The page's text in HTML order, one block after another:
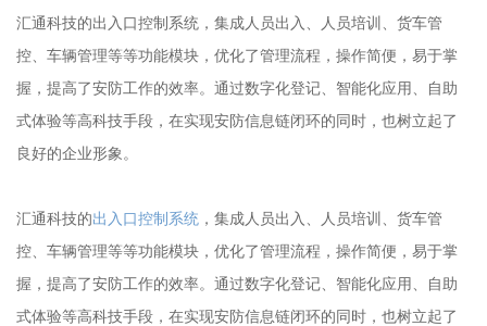
汇通科技的出入口控制系统，集成人员出入、人员培训、货车管
控、车辆管理等等功能模块，优化了管理流程，操作简便，易于掌
握，提高了安防工作的效率。通过数字化登记、智能化应用、自助
式体验等高科技手段，在实现安防信息链闭环的同时，也树立起了
良好的企业形象。
汇通科技的出入口控制系统 ，集成人员出入、人员培训、货车管
控、车辆管理等等功能模块，优化了管理流程，操作简便，易于掌
握，提高了安防工作的效率。通过数字化登记、智能化应用、自助
式体验等高科技手段，在实现安防信息链闭环的同时，也树立起了